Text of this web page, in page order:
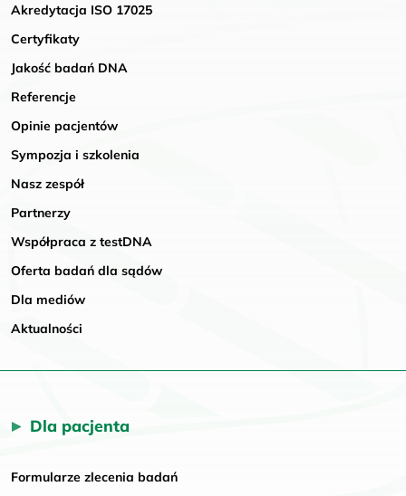
Akredytacja ISO 17025
Certyfikaty
Jakość badań DNA
Referencje
Opinie pacjentów
Sympozja i szkolenia
Nasz zespół
Partnerzy
Współpraca z testDNA
Oferta badań dla sądów
Dla mediów
Aktualności
Dla pacjenta
Formularze zlecenia badań